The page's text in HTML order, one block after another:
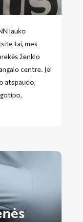
lauko
tai, mes
ženklo
centre. Jei
atspaudo,